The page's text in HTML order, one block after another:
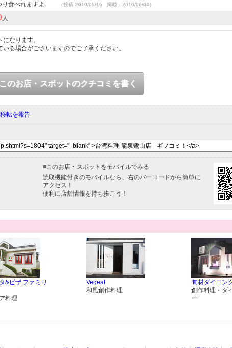
つり食べれますよ
（投稿:2010/05/16 掲載：2010/06/04）
人
なります。
る場合がございますのでご了承ください。
このお店・スポットのクチコミを書く
転を報告
■このお店・スポットをモバイルでみる
読取機能付きのモバイルなら、右のバーコードから簡単に
アクセス！
便利に店舗情報を持ち歩こう！
&ピザ ファミリ
料理
Vegeat
和風創作料理
旬材ダイニン
創作料理・ダ
ー